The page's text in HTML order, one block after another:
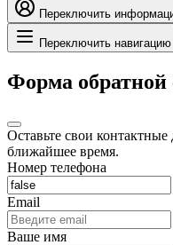
Переключить
Переключить навигацию
Форма обратной
Оставьте свои
ближайшее время.
Номер телефона
Email
Ваше имя